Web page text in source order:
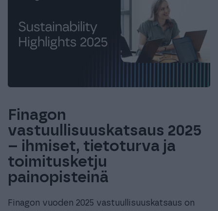
Finagon
vastuullisuuskatsaus 2025
– ihmiset, tietoturva ja
toimitusketju
painopisteinä
Finagon vuoden 2025 vastuullisuuskatsaus on